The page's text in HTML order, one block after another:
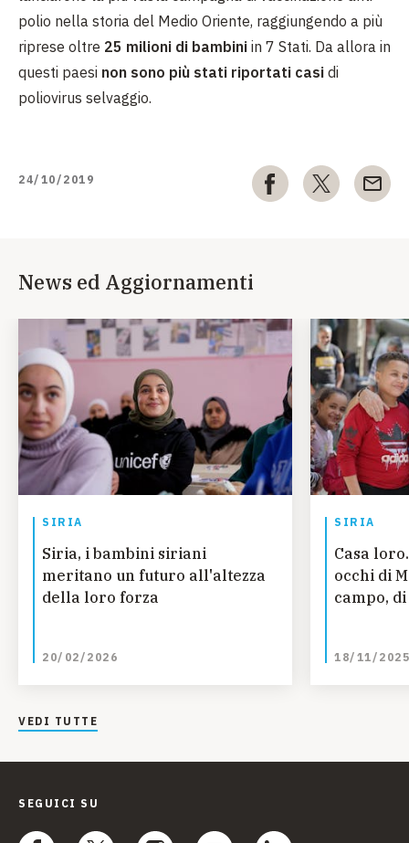
polio nella storia del Medio Oriente, raggiungendo a più
riprese oltre 25 milioni di bambini in 7 Stati. Da allora in
questi paesi non sono più stati riportati casi di
poliovirus selvaggio.
24/10/2019
News ed Aggiornamenti
SIRIA
Siria, i bambini siriani
meritano un futuro all'altezza
della loro forza
20/02/2026
SIRIA
Casa
occhi di
campo,
18/11/2025
VEDI TUTTE
SEGUICI SU